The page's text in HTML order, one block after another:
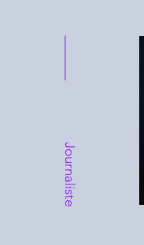
Journaliste